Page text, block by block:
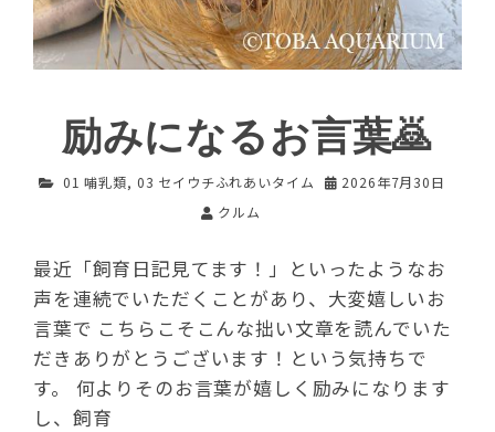
励みになるお言葉🙇
01 哺乳類, 03 セイウチふれあいタイム
2026年7月30日
クルム
最近「飼育日記見てます！」といったようなお
声を連続でいただくことがあり、大変嬉しいお
言葉で こちらこそこんな拙い文章を読んでいた
だきありがとうございます！という気持ちで
す。 何よりそのお言葉が嬉しく励みになります
し、飼育